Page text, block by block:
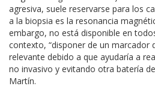
agresiva, suele reservarse para los
a la biopsia es la resonancia
embargo, no está disponible en
contexto, “disponer de un marcador
relevante debido a que ayudaría a
no invasivo y evitando otra batería
Martín.